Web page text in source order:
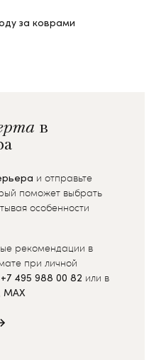
за коврами
в
и отправьте
поможет выбрать
особенности
рекомендации в
при личной
+7 495 988 00 82 или в
MAX